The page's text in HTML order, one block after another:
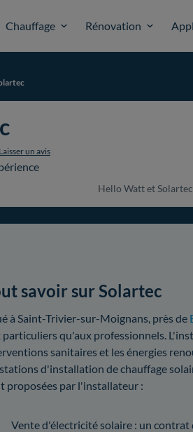
Chauffage Rénovation
Laisser un avis
Hello Watt et
savoir sur Solartec
à Saint-Trivier-sur-Moignans, près de
particuliers qu'aux professionnels.
sanitaires et les énergies
d'installation de chauffage
proposées par l'installateur :
Vente d'électricité solaire : un